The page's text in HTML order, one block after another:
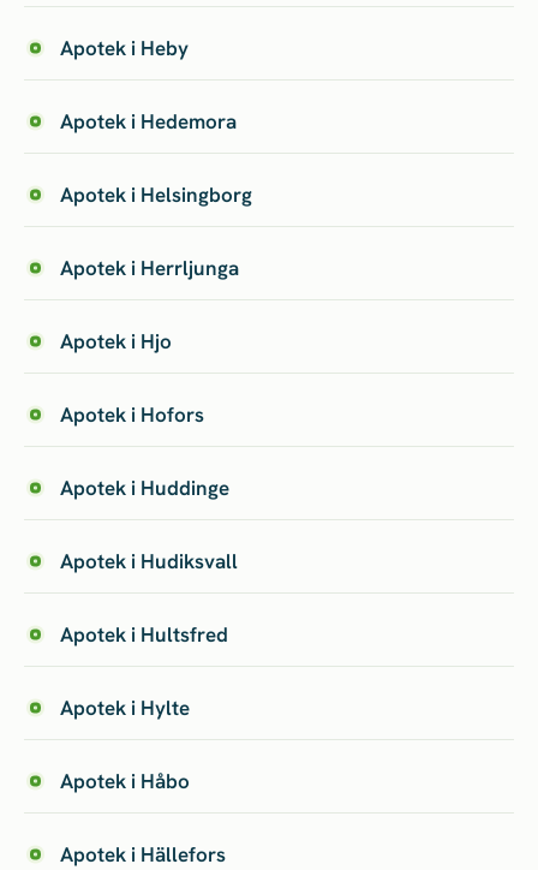
Apotek i Heby
Apotek i Hedemora
Apotek i Helsingborg
Apotek i Herrljunga
Apotek i Hjo
Apotek i Hofors
Apotek i Huddinge
Apotek i Hudiksvall
Apotek i Hultsfred
Apotek i Hylte
Apotek i Håbo
Apotek i Hällefors